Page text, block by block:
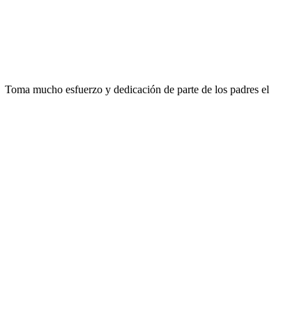
mucho esfuerzo y dedicación de parte de los padres el